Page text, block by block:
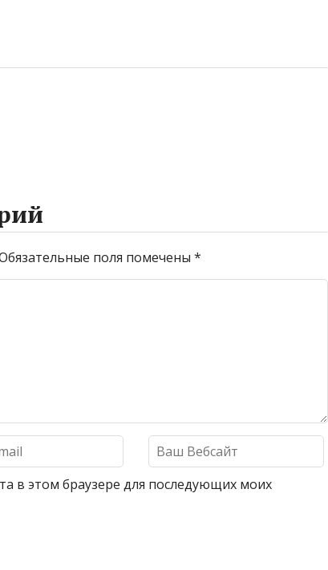
поля помечены *
в этом браузере для последующих моих